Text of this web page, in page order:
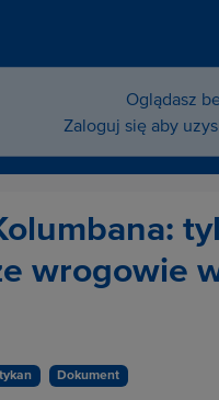
Oglądasz
Zaloguj się aby
wrogowie
Dokument